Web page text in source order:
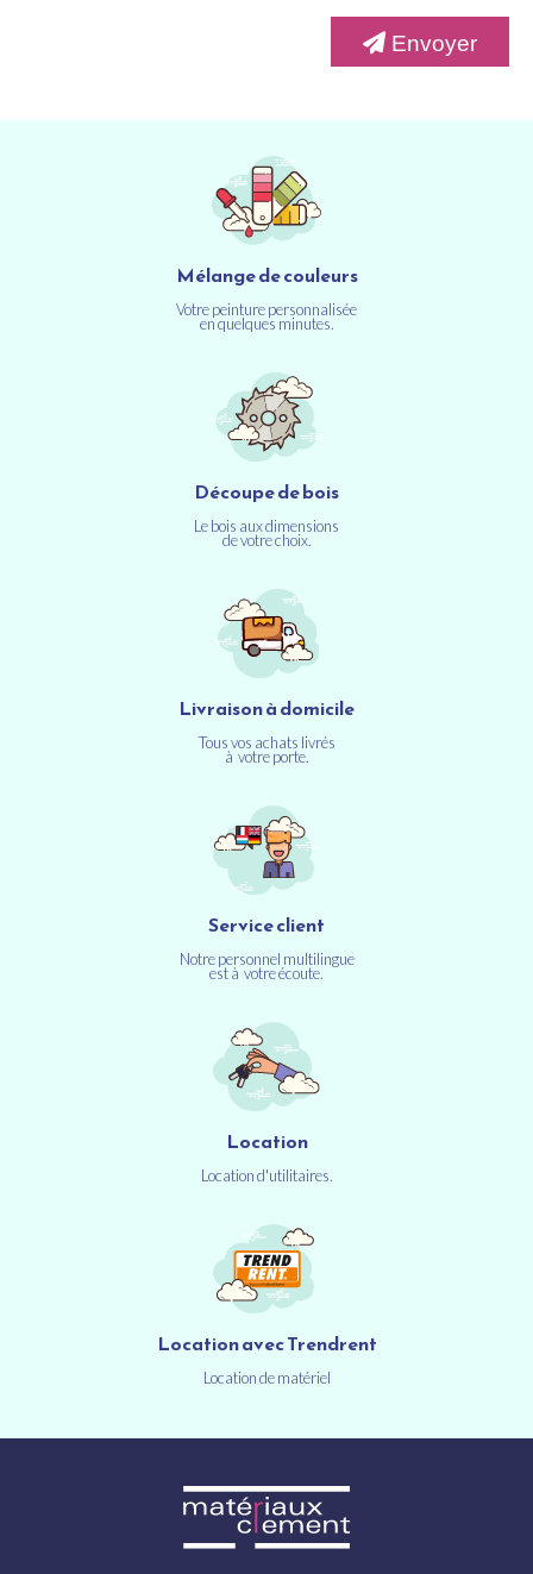
Envoyer
Mélange de couleurs
Votre peinture personnalisée
en quelques minutes.
Découpe de bois
Le bois aux dimensions
de votre choix.
Livraison à domicile
Tous vos achats livrés
à votre porte.
Service client
Notre personnel multilingue
est à votre écoute.
Location
Location d'utilitaires.
Location avec Trendrent
Location de matériel